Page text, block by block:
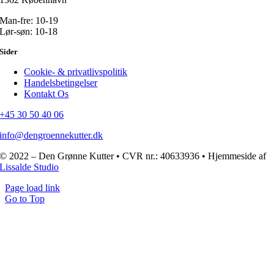
Man-fre: 10-19
Lør-søn: 10-18
Sider
Cookie- & privatlivspolitik
Handelsbetingelser
Kontakt Os
+45 30 50 40 06
info@dengroennekutter.dk
© 2022 – Den Grønne Kutter • CVR nr.: 40633936 • Hjemmeside af
Lissalde Studio
Page load link
Go to Top